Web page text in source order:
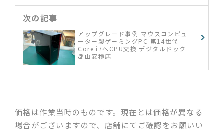
次の記事
アップグレード事例 マウスコンピュ
ーター製ゲーミングPC 第14世代
Core i7へCPU交換 デジタルドック
郡山安積店
価格は作業当時のものです。現在とは価格が異なる
場合がございますので、店舗にてご確認をお願いい